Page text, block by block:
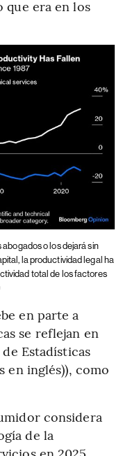
que era en los
o los dejará sin
la productividad legal ha
total de los factores
en parte a
se reflejan en
Estadísticas
en inglés)), como
considera
de la
en 2025